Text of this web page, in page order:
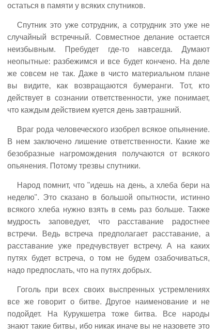
остаться в памяти у всяких спутников.
Спутник это уже сотрудник, а сотрудник это уже не
случайный встречный. Совместное делание остается
неизбывным. Пребудет где-то навсегда. Думают
неопытные: разбежимся и все будет кончено. На деле
же совсем не так. Даже в чисто материальном плане
вы видите, как возвращаются бумеранги. Тот, кто
действует в сознании ответственности, уже понимает,
что каждым действием куется день завтрашний.
Враг рода человеческого изобрел всякое опьянение.
В нем заключено лишение ответственности. Какие же
безобразные нагромождения получаются от всякого
опьянения. Потому трезвы спутники.
Народ помнит, что "идешь на день, а хлеба бери на
неделю". Это сказано в большой опытности, истинно
всякого хлеба нужно взять в семь раз больше. Также
мудрость заповедует, что расставание радостнее
встречи. Ведь встреча предполагает расставание, а
расставание уже предчувствует встречу. А на каких
путях будет встреча, о том не будем озабочиваться,
надо предпослать, что на путях добрых.
Гоголь при всех своих выспренных устремлениях
все же говорит о битве. Другое наименование и не
подойдет. На Курукшетра тоже битва. Все народы
знают такие битвы, ибо никак иначе вы не назовете это